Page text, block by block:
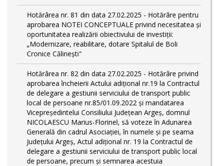
Hotărârea nr. 81 din data 27.02.2025 - Hotărâre pentru
aprobarea NOTEI CONCEPTUALE privind necesitatea și
oportunitatea realizării obiectivului de investiții:
„Modernizare, reabilitare, dotare Spitalul de Boli
Cronice Călinești"
Hotărârea nr. 82 din data 27.02.2025 - Hotărâre privind
aprobarea încheierii Actului adițional nr.19 la Contractul
de delegare a gestiunii serviciului de transport public
local de persoane nr.85/01.09.2022 și mandatarea
Vicepreședintelui Consiliului Județean Argeș, domnul
NICOLAESCU Marius-Florinel, să voteze în Adunarea
Generală din cadrul Asociației, în numele și pe seama
Județului Argeș, Actul adițional nr. 19 la Contractul de
delegare a gestiunii serviciului de transport public local
de persoane, precum și semnarea acestuia